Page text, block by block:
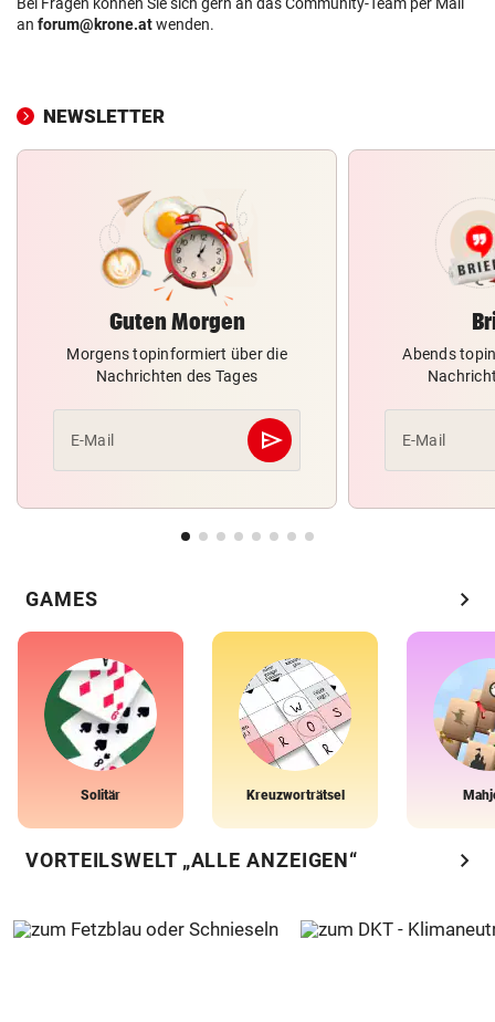
an forum@krone.atwenden.
NEWSLETTER
Guten Morgen
Morgens topinformiert über die
Nachrichten des Tages
E-Mail send
Abschicken
Abends
E-Mail
GAMES chevron_right
Solitär Kreuzworträtsel
VORTEILSWELT „ALLE ANZEIGEN“ chevron_right